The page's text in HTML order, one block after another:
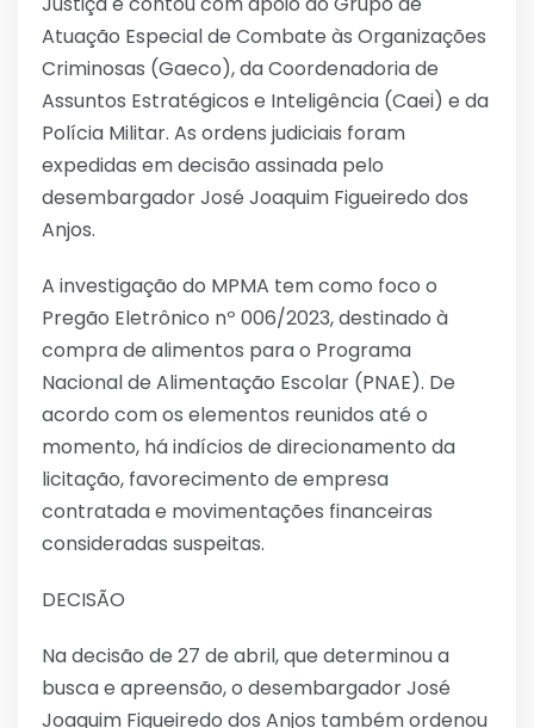
Atuação Especial de Combate às Organizações
Criminosas (Gaeco), da Coordenadoria de
Assuntos Estratégicos e Inteligência (Caei) e da
Polícia Militar. As ordens judiciais foram
expedidas em decisão assinada pelo
desembargador José Joaquim Figueiredo dos
Anjos.
A investigação do MPMA tem como foco o
Pregão Eletrônico nº 006/2023, destinado à
compra de alimentos para o Programa
Nacional de Alimentação Escolar (PNAE). De
acordo com os elementos reunidos até o
momento, há indícios de direcionamento da
licitação, favorecimento de empresa
contratada e movimentações financeiras
consideradas suspeitas.
DECISÃO
Na decisão de 27 de abril, que determinou a
busca e apreensão, o desembargador José
Joaquim Figueiredo dos Anjos também ordenou